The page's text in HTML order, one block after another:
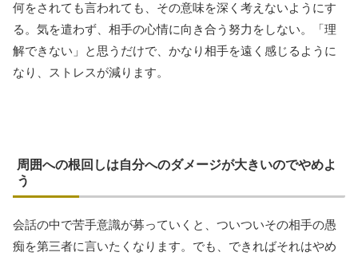
何をされても言われても、その意味を深く考えないようにす
る。気を遣わず、相手の心情に向き合う努力をしない。「理
解できない」と思うだけで、かなり相手を遠く感じるように
なり、ストレスが減ります。
周囲への根回しは自分へのダメージが大きいのでやめよ
う
会話の中で苦手意識が募っていくと、ついついその相手の愚
痴を第三者に言いたくなります。でも、できればそれはやめ